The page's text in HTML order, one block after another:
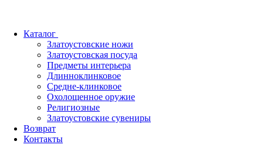
Каталог
Златоустовские ножи
Златоустовская посуда
Предметы интерьера
Длинноклинковое
Средне-клинковое
Охолощенное оружие
Религиозные
Златоустовские сувениры
Возврат
Контакты